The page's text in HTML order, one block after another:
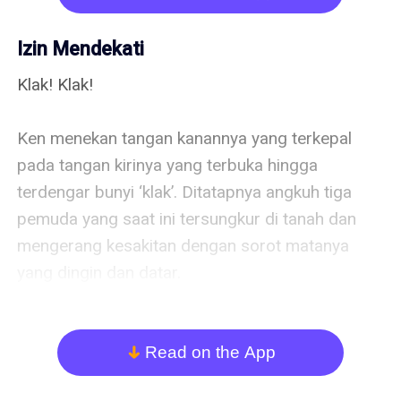
Izin Mendekati
Klak! Klak!
Ken menekan tangan kanannya yang terkepal
pada tangan kirinya yang terbuka hingga
terdengar bunyi ‘klak’. Ditatapnya angkuh tiga
pemuda yang saat ini tersungkur di tanah dan
mengerang kesakitan dengan sorot matanya
Beberapa saat sebelumnya, berdiri seorang
pemuda yang tak lain adalah Joe dimana ia
membawa dua teman yang berdiri di
arrow_down Read on the App